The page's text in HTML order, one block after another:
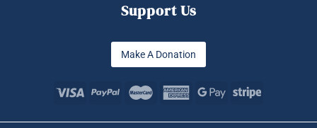
Support Us
Make A Donation